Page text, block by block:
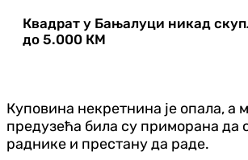
Квадрат у Бањалуци никад
до 5.000 КМ
Куповина некретнина је опала, а
предузећа била су приморана да
раднике и престану да раде.